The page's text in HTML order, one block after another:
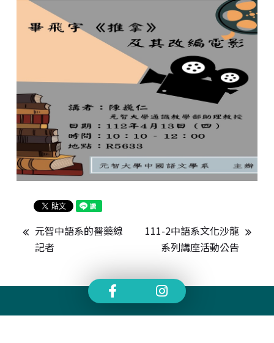
元智中語系的醫藥線
記者
111-2中語系文化沙龍
系列講座活動公告